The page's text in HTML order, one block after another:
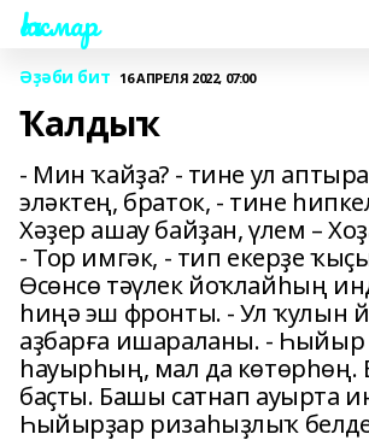
Һаҡмар
Әҙәби бит 16 АПРЕЛЯ 2022, 07:00
Ҡалдыҡ
- Мин ҡайҙа? - тине ул
эләктең, браток, - тине
Хәҙер ашау байҙан, үлем –
- Тор имгәк, - тип екерҙе
Өсөнсө тәүлек йоҡлайһың
һиңә эш фронты. - Ул ҡулын
аҙбарға ишараланы. - Һыйыр
һауырһың, мал да көтөрһөң.
баҫты. Башы сатнап ауырта
Һыйырҙар ризаһыҙлыҡ